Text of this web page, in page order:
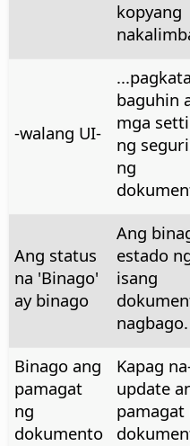
kopyang
-walang UI-
baguhin
mga
ng
ng
Ang status
na 'Binago'
ay binago
Ang
estado
isang
nagbago.
Binago ang
pamagat
ng
dokumento
Kapag
update
pamagat